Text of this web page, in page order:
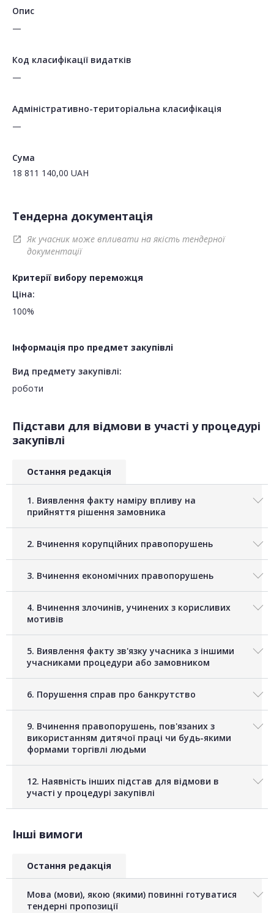
Опис
—
Код класифікації видатків
—
Адміністративно-територіальна класифікація
—
Сума
18 811 140,00 UAH
Тендерна документація
open_in_new
Як учасник може впливати на якість тендерної
документації
Критерії вибору переможця
Ціна:
100%
Інформація про предмет закупівлі
Вид предмету закупівлі:
роботи
Підстави для відмови в участі у процедурі
закупівлі
Остання редакція
1. Виявлення факту наміру впливу на
прийняття рішення замовника
2. Вчинення корупційних правопорушень
3. Вчинення економічних правопорушень
4. Вчинення злочинів, учинених з корисливих
мотивів
5. Виявлення факту зв'язку учасника з іншими
учасниками процедури або замовником
6. Порушення справ про банкрутство
9. Вчинення правопорушень, пов'язаних з
використанням дитячої праці чи будь-якими
формами торгівлі людьми
12. Наявність інших підстав для відмови в
участі у процедурі закупівлі
Інші вимоги
Остання редакція
Мова (мови), якою (якими) повинні готуватися
тендерні пропозиції